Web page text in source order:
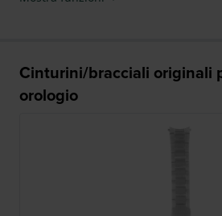
Cinturini/bracciali originali
orologio